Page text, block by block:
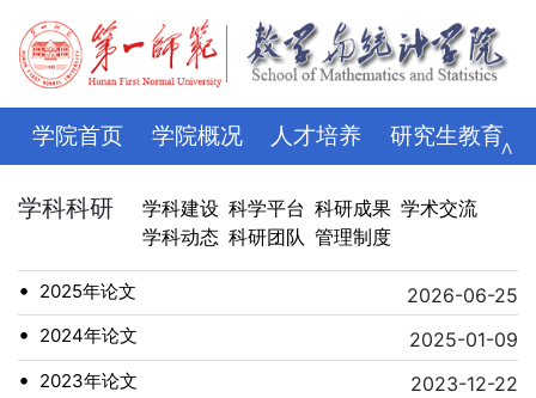
学院首页 学院概况 人才培养 研究生教育
学科科研 师资队伍 招生就业 党建思政
评建专栏 资料下载
∧
学科科研 学科建设 科学平台 科研成果 学术交流
学科动态 科研团队 管理制度
• 2025年论文 2026-06-25
• 2024年论文 2025-01-09
• 2023年论文 2023-12-22